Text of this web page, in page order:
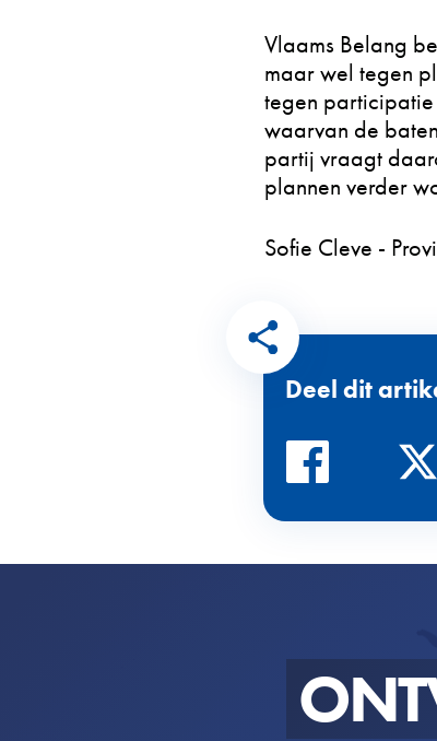
Vlaams Belang
maar wel tegen
tegen participatie
waarvan de
partij vraagt
plannen verder
Sofie Cleve -
Deel dit